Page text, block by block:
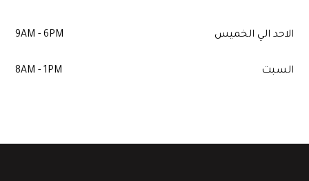
الاحد الي الخميس 9AM - 6PM
السبت 8AM - 1PM